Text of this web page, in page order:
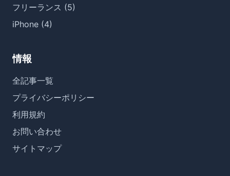
フリーランス (5)
iPhone (4)
情報
全記事一覧
プライバシーポリシー
利用規約
お問い合わせ
サイトマップ